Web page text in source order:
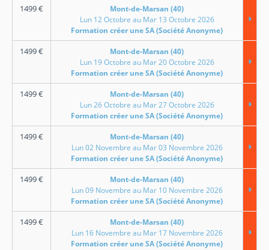
1499€
Mont-de-Marsan (40)
Lun 12 Octobre au Mar 13 Octobre 2026
Formation créer une SA (Société Anonyme)
1499€
Mont-de-Marsan (40)
Lun 19 Octobre au Mar 20 Octobre 2026
Formation créer une SA (Société Anonyme)
1499€
Mont-de-Marsan (40)
Lun 26 Octobre au Mar 27 Octobre 2026
Formation créer une SA (Société Anonyme)
1499€
Mont-de-Marsan (40)
Lun 02 Novembre au Mar 03 Novembre 2026
Formation créer une SA (Société Anonyme)
1499€
Mont-de-Marsan (40)
Lun 09 Novembre au Mar 10 Novembre 2026
Formation créer une SA (Société Anonyme)
1499€
Mont-de-Marsan (40)
Lun 16 Novembre au Mar 17 Novembre 2026
Formation créer une SA (Société Anonyme)